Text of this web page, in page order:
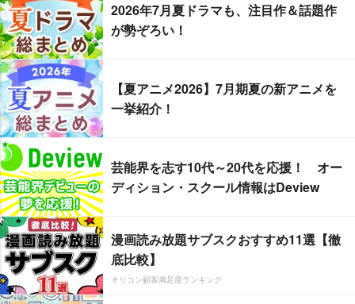
2026年7月夏ドラマも、注目作＆話題作
が勢ぞろい！
【夏アニメ2026】7月期夏の新アニメを
一挙紹介！
芸能界を志す10代～20代を応援！ オー
ディション・スクール情報はDeview
漫画読み放題サブスクおすすめ11選【徹
底比較】
オリコン顧客満足度ランキング